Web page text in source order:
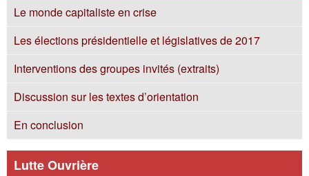
Le monde capitaliste en crise
Les élections présidentielle et législatives de 2017
Interventions des groupes invités (extraits)
Discussion sur les textes d’orientation
En conclusion
Lutte Ouvrière